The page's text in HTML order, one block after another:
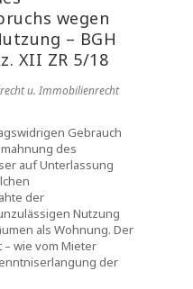
wegen
– BGH
XII ZR 5/18
u. Immobilienrecht
Gebrauch
des
auf Unterlassung
der
Nutzung
als Wohnung. Der
wie vom Mieter
der